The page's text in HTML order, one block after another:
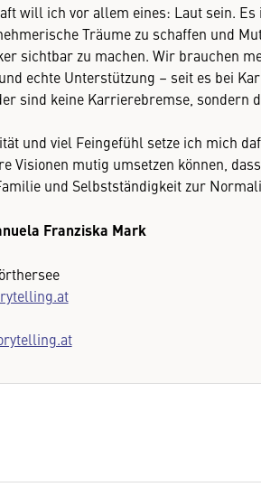
will ich vor allem eines: Laut sein. Es
Träume zu schaffen und
sichtbar zu machen. Wir brauchen
echte Unterstützung – seit es bei
sind keine Karrierebremse, sondern
und viel Feingefühl setze ich mich
Visionen mutig umsetzen können,
und Selbstständigkeit zur
Franziska Mark